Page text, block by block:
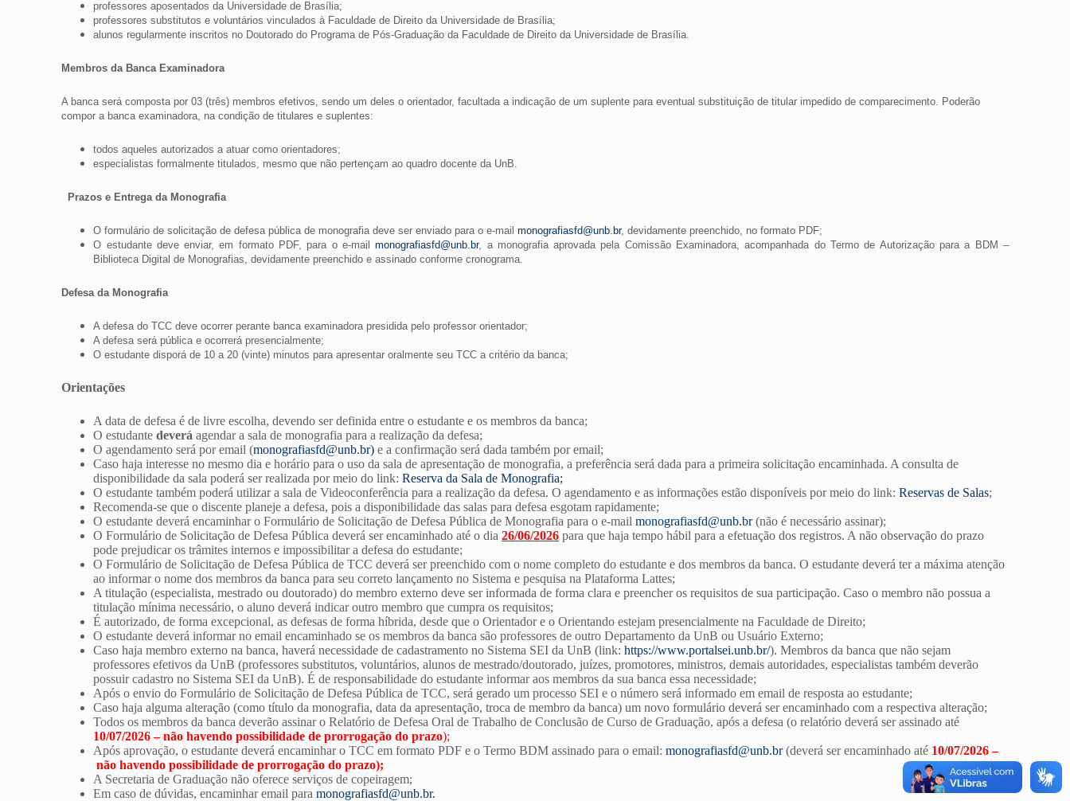
professores aposentados da Universidade de Brasília;
professores substitutos e voluntários vinculados à Faculdade de Direito da Universidade de Brasília;
alunos regularmente inscritos no Doutorado do Programa de Pós-Graduação da Faculdade de Direito da Universidade de Brasília.
Membros da Banca Examinadora
A banca será composta por 03 (três) membros efetivos, sendo um deles o orientador, facultada a indicação de um suplente para eventual substituição de titular impedido de comparecimento. Poderão
compor a banca examinadora, na condição de titulares e suplentes:
todos aqueles autorizados a atuar como orientadores;
especialistas formalmente titulados, mesmo que não pertençam ao quadro docente da UnB.
Prazos e Entrega da Monografia
O formulário de solicitação de defesa pública de monografia deve ser enviado para o e-mailmonografiasfd@unb.br, devidamente preenchido, no formato PDF;
O estudante deve enviar, em formato PDF, para o e-mailmonografiasfd@unb.br, a monografia aprovada pela Comissão Examinadora, acompanhada do Termo de Autorização para a BDM –
Biblioteca Digital de Monografias, devidamente preenchido e assinado conforme cronograma.
Defesa da Monografia
A defesa do TCC deve ocorrer perante banca examinadora presidida pelo professor orientador;
A defesa será pública e ocorrerá presencialmente;
O estudante disporá de 10 a 20 (vinte) minutos para apresentar oralmente seu TCC a critério da banca;
Orientações
A data de defesa é de livre escolha, devendo ser definida entre o estudante e os membros da banca;
O estudantedeverá agendar a sala de monografia para a realização da defesa;
O agendamento será por email (monografiasfd@unb.br) e a confirmação será dada também por email;
Caso haja interesse no mesmo dia e horário para o uso da sala de apresentação de monografia, a preferência será dada para a primeira solicitação encaminhada. A consulta de
disponibilidade da sala poderá ser realizada por meio do link:Reserva da Sala de Monografia;
O estudante também poderá utilizar a sala de Videoconferência para a realização da defesa. O agendamento e as informações estão disponíveis por meio do link:Reservas de Salas;
Recomenda-se que o discente planeje a defesa, pois a disponibilidade das salas para defesa esgotam rapidamente;
O estudante deverá encaminhar o Formulário de Solicitação de Defesa Pública de Monografia para o e-mailmonografiasfd@unb.br(não é necessário assinar);
O Formulário de Solicitação de Defesa Pública deverá ser encaminhado até o dia26/06/2026 para que haja tempo hábil para a efetuação dos registros. A não observação do prazo
pode prejudicar os trâmites internos e impossibilitar a defesa do estudante;
O Formulário de Solicitação de Defesa Pública de TCC deverá ser preenchido com o nome completo do estudante e dos membros da banca. O estudante deverá ter a máxima atenção
ao informar o nome dos membros da banca para seu correto lançamento no Sistema e pesquisa na Plataforma Lattes;
A titulação (especialista, mestrado ou doutorado) do membro externo deve ser informada de forma clara e preencher os requisitos de sua participação. Caso o membro não possua a
titulação mínima necessário, o aluno deverá indicar outro membro que cumpra os requisitos;
É autorizado, de forma excepcional, as defesas de forma híbrida, desde que o Orientador e o Orientando estejam presencialmente na Faculdade de Direito;
O estudante deverá informar no email encaminhado se os membros da banca são professores de outro Departamento da UnB ou Usuário Externo;
Caso haja membro externo na banca, haverá necessidade de cadastramento no Sistema SEI da UnB (link:https://www.portalsei.unb.br/). Membros da banca que não sejam
professores efetivos da UnB (professores substitutos, voluntários, alunos de mestrado/doutorado, juízes, promotores, ministros, demais autoridades, especialistas também deverão
possuir cadastro no Sistema SEI da UnB). É de responsabilidade do estudante informar aos membros da sua banca essa necessidade;
Após o envio do Formulário de Solicitação de Defesa Pública de TCC, será gerado um processo SEI e o número será informado em email de resposta ao estudante;
Caso haja alguma alteração (como título da monografia, data da apresentação, troca de membro da banca) um novo formulário deverá ser encaminhado com a respectiva alteração;
Todos os membros da banca deverão assinar o Relatório de Defesa Oral de Trabalho de Conclusão de Curso de Graduação, após a defesa (o relatório deverá ser assinado até
10/07/2026 – não havendo possibilidade de prorrogação do prazo);
Após aprovação, o estudante deverá encaminhar o TCC em formato PDF e o Termo BDM assinado para o email:monografiasfd@unb.br(deverá ser encaminhado até 10/07/2026–
não havendo possibilidade de prorrogação do prazo);
A Secretaria de Graduação não oferece serviços de copeiragem;
Em caso de dúvidas, encaminhar email paramonografiasfd@unb.br.